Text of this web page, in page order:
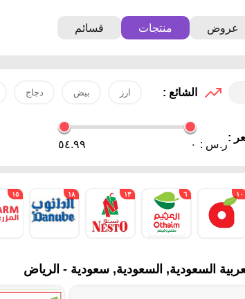
عروض منتجات قسائم
الشائع : ارز بيض دجاج
:
ر.س : ٠ ٥٤.٩٩
١٠ ٦ ١٣ ١٨ ١٥
السعودية, السعودية, سعودية - الرياض